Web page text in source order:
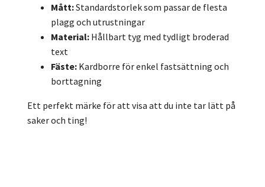
Mått:Standardstorlek som passar de flesta
plagg och utrustningar
Material: Hållbart tyg med tydligt broderad
text
Fäste: Kardborre för enkel fastsättning och
borttagning
Ett perfekt märke för att visa att du inte tar lätt på
saker och ting!